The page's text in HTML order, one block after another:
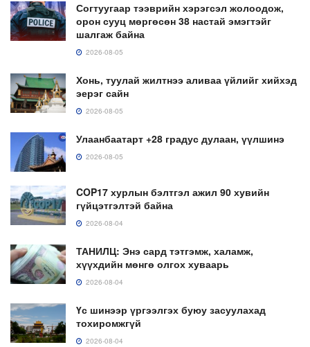
Согтуугаар тээврийн хэрэгсэл жолоодож,
орон сууц мөргөсөн 38 настай эмэгтэйг
шалгаж байна
2026-08-05
Хонь, туулай жилтнээ аливаа үйлийг хийхэд
эерэг сайн
2026-08-05
Улаанбаатарт +28 градус дулаан, үүлшинэ
2026-08-05
COP17 хурлын бэлтгэл ажил 90 хувийн
гүйцэтгэлтэй байна
2026-08-04
ТАНИЛЦ: Энэ сард тэтгэмж, халамж,
хүүхдийн мөнгө олгох хуваарь
2026-08-04
Үс шинээр үргээлгэх буюу засуулахад
тохиромжгүй
2026-08-04